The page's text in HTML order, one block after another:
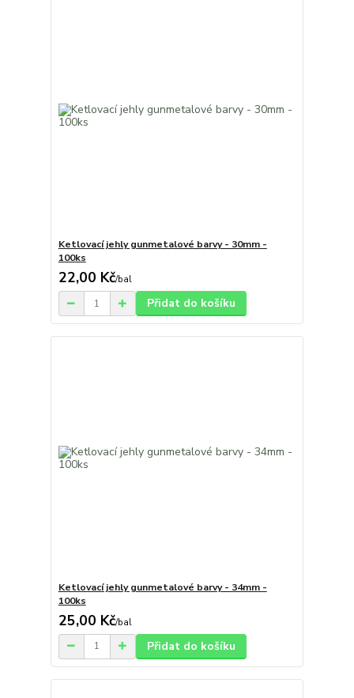
Ketlovací jehly gunmetalové barvy - 30mm -
100ks
22,00 Kč/bal
Přidat do košíku
Ketlovací jehly gunmetalové barvy - 34mm -
100ks
25,00 Kč/bal
Přidat do košíku